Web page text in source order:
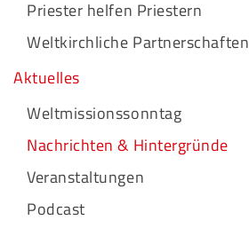
Priester helfen Priestern
Weltkirchliche Partnerschaften
Aktuelles
Weltmissionssonntag
Nachrichten & Hintergründe
Veranstaltungen
Podcast